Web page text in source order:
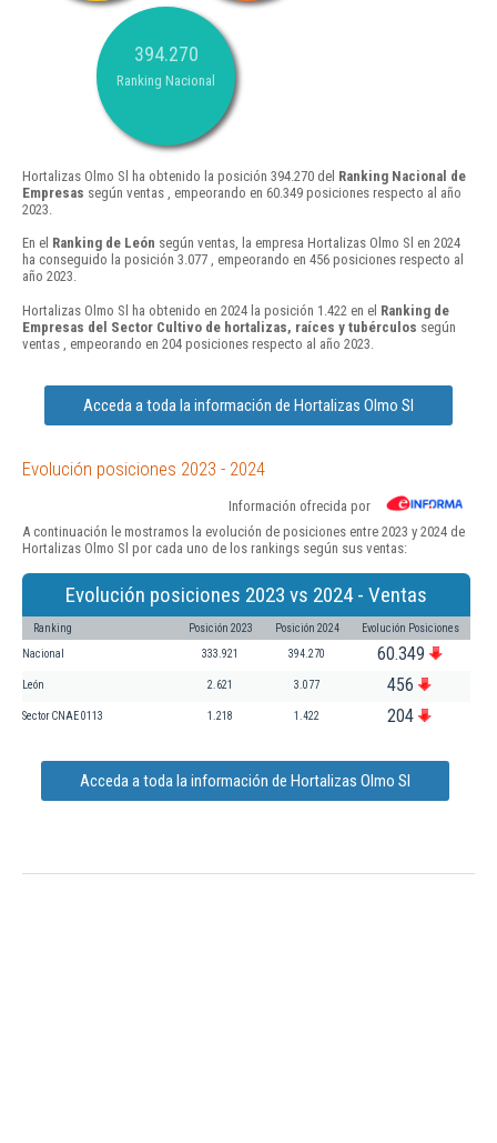
394.270
Ranking Nacional
Hortalizas Olmo Sl ha obtenido la posición 394.270 del Ranking Nacional de
Empresas según ventas , empeorando en 60.349 posiciones respecto al año
2023.
En el Ranking de León según ventas, la empresa Hortalizas Olmo Sl en 2024
ha conseguido la posición 3.077 , empeorando en 456 posiciones respecto al
año 2023.
Hortalizas Olmo Sl ha obtenido en 2024 la posición 1.422 en el Ranking de
Empresas del Sector Cultivo de hortalizas, raíces y tubérculos según
ventas , empeorando en 204 posiciones respecto al año 2023.
Acceda a toda la información de Hortalizas Olmo Sl
Evolución posiciones 2023 - 2024
Información ofrecida por
A continuación le mostramos la evolución de posiciones entre 2023 y 2024 de
Hortalizas Olmo Sl por cada uno de los rankings según sus ventas:
Evolución posiciones 2023 vs 2024 - Ventas
Ranking Posición 2023 Posición 2024 Evolución Posiciones
Nacional 333.921 394.270 60.349
León 2.621 3.077 456
Sector CNAE 0113 1.218 1.422 204
Acceda a toda la información de Hortalizas Olmo Sl